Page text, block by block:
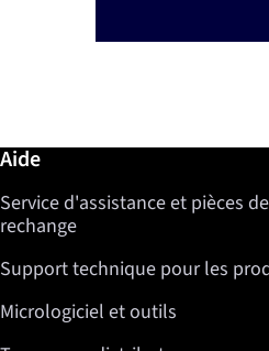
Informations
Aide
Service d'assistance et pièces de
rechange
Support technique pour les
Micrologiciel et outils